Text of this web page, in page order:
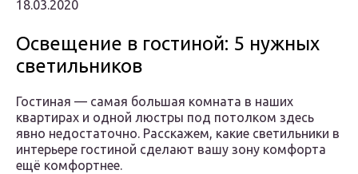
18.03.2020
Освещение в гостиной: 5 нужных
светильников
Гостиная — самая большая комната в наших
квартирах и одной люстры под потолком здесь
явно недостаточно. Расскажем, какие светильники в
интерьере гостиной сделают вашу зону комфорта
ещё комфортнее.